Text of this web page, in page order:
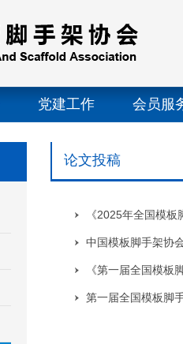
党建工作 会员服
论文投稿
《2025年全国模
中国模板脚手架协
《第一届全国模
第一届全国模板脚